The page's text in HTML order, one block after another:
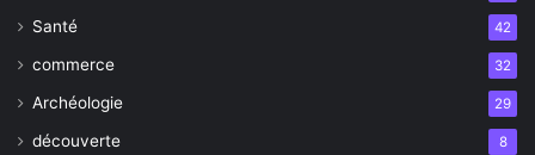
Santé 42
commerce 32
Archéologie 29
découverte 8